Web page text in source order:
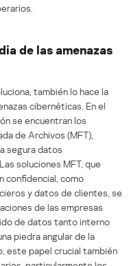
de las amenazas
también lo hace la
cibernéticas. En el
se encuentran los
de Archivos (MFT),
segura datos
soluciones MFT, que
confidencial, como
y datos de clientes, se
de las empresas
de datos tanto interno
piedra angular de la
este papel crucial también